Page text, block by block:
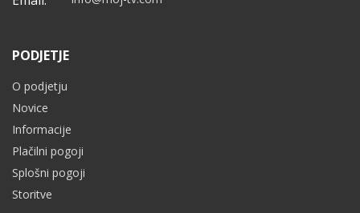
PODJETJE
O podjetju
Novice
Informacije
Plačilni pogoji
Splošni pogoji
Storitve